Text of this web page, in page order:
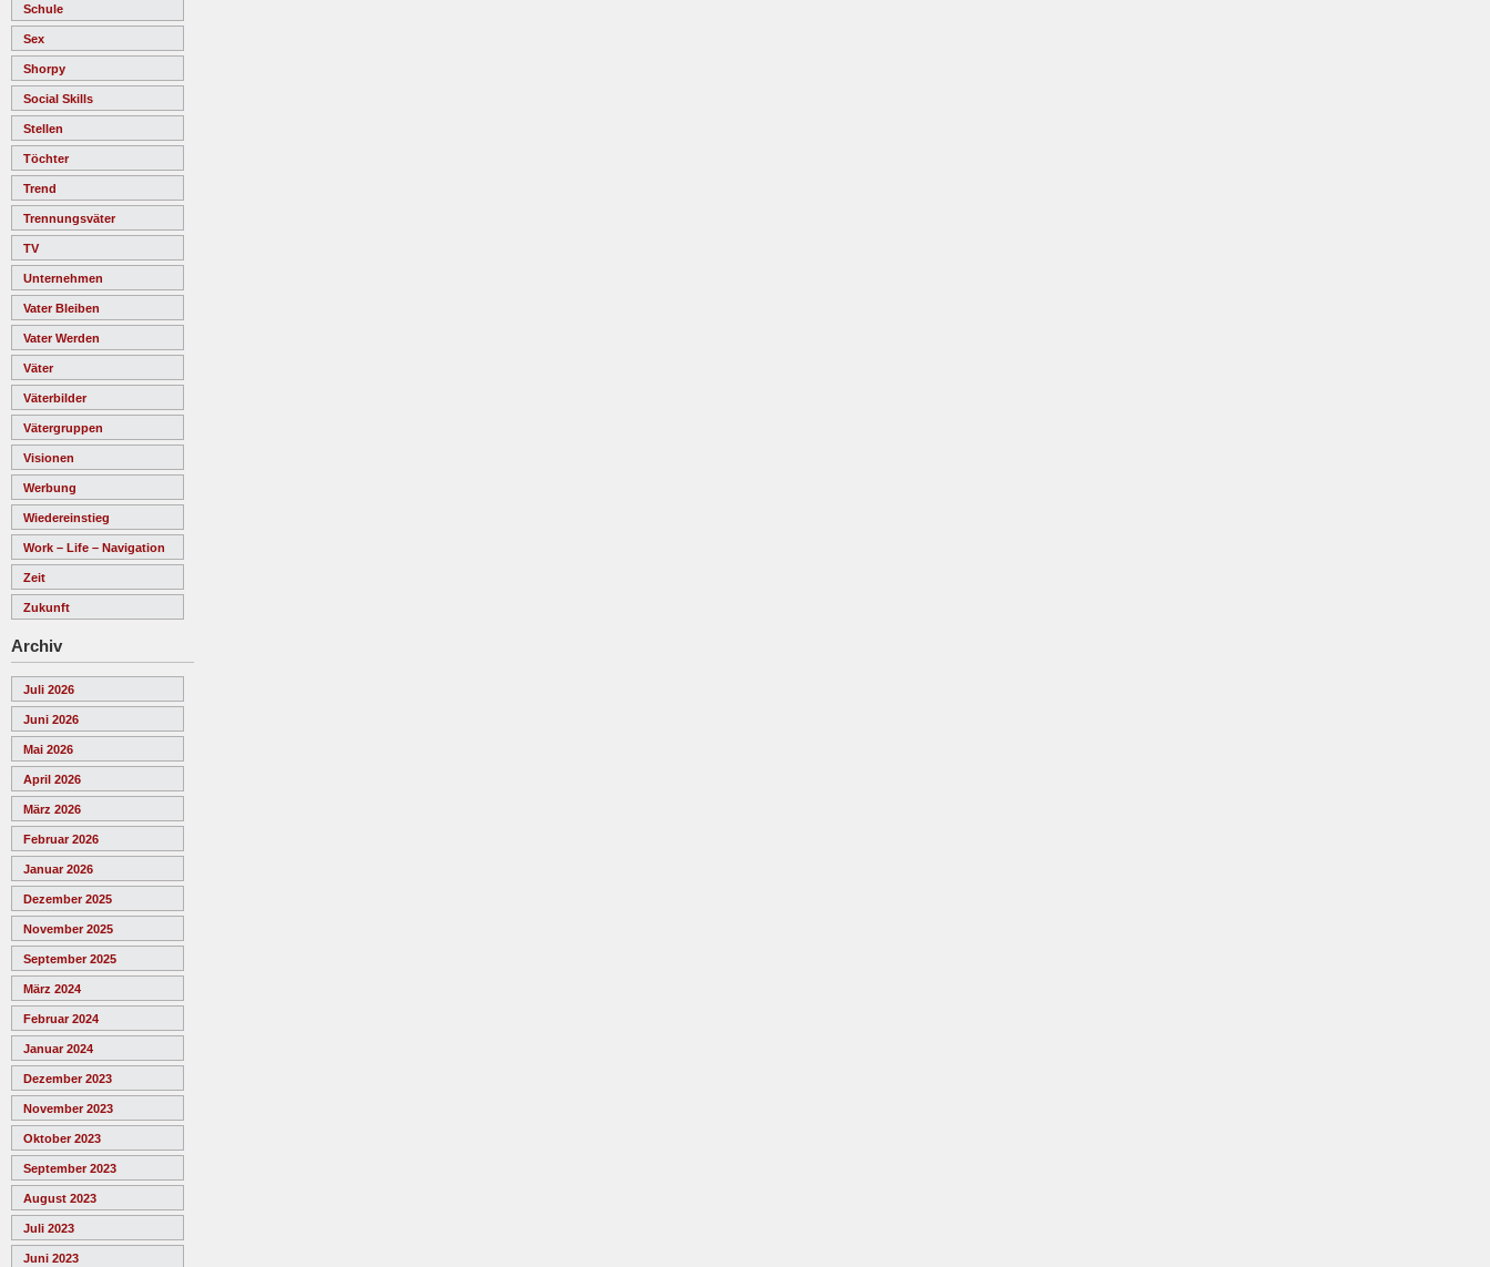
Schule
Sex
Shorpy
Social Skills
Stellen
Töchter
Trend
Trennungsväter
TV
Unternehmen
Vater Bleiben
Vater Werden
Väter
Väterbilder
Vätergruppen
Visionen
Werbung
Wiedereinstieg
Work – Life – Navigation
Zeit
Zukunft
Archiv
Juli 2026
Juni 2026
Mai 2026
April 2026
März 2026
Februar 2026
Januar 2026
Dezember 2025
November 2025
September 2025
März 2024
Februar 2024
Januar 2024
Dezember 2023
November 2023
Oktober 2023
September 2023
August 2023
Juli 2023
Juni 2023